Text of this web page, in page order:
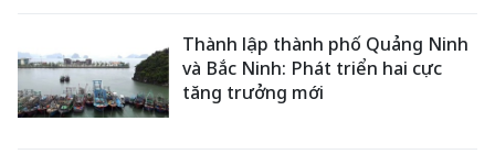
Thành lập thành phố Quảng Ninh
và Bắc Ninh: Phát triển hai cực
tăng trưởng mới